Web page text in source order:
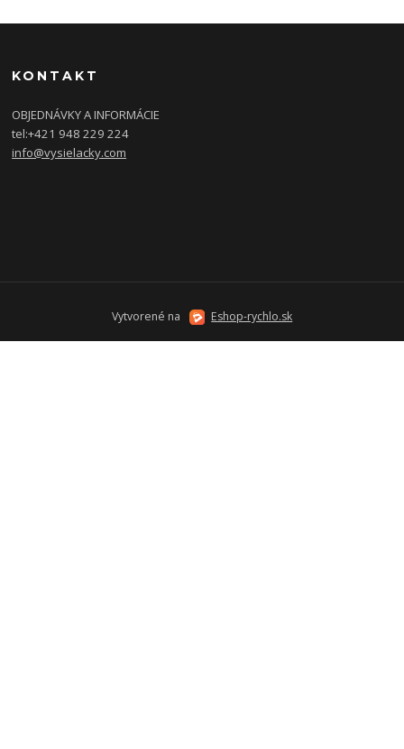
KONTAKT
OBJEDNÁVKY A INFORMÁCIE
tel:+421 948 229 224
info@vysielacky.com
Vytvorené na Eshop-rychlo.sk